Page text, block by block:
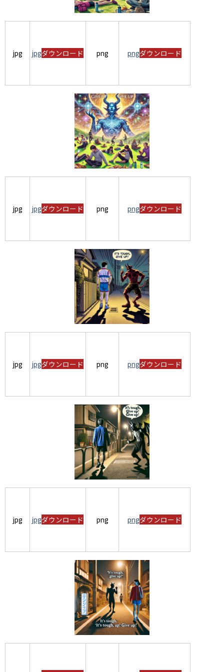
jpg jpgダウンロード png pngダウンロード
jpg jpgダウンロード png pngダウンロード
jpg jpgダウンロード png pngダウンロード
jpg jpgダウンロード png pngダウンロード